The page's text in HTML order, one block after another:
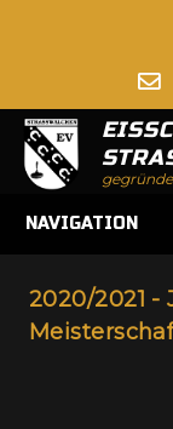
NAVIGATION
2020/2021 -